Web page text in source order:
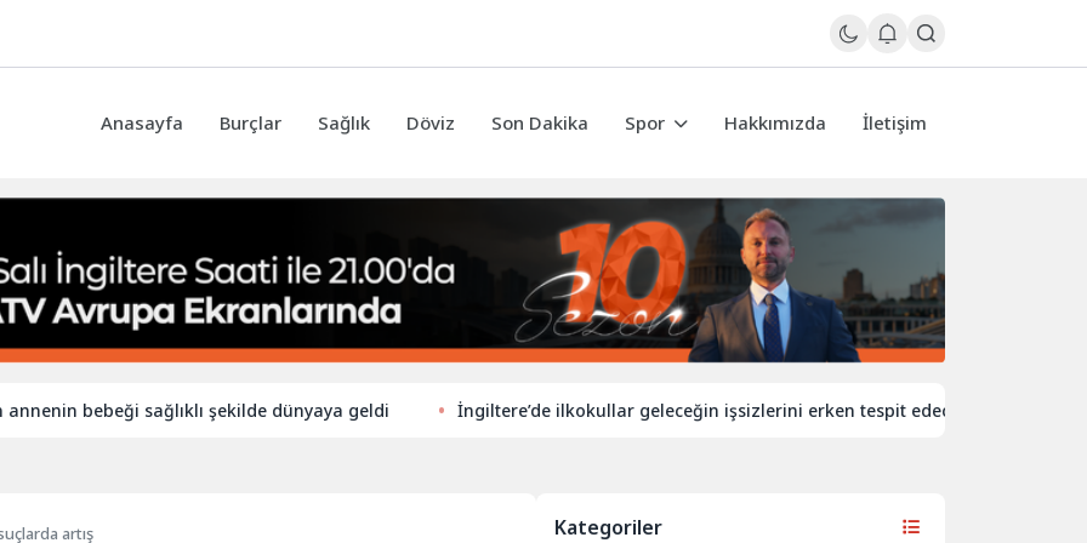
Anasayfa Burçlar Sağlık Döviz Son Dakika Spor Hakkımızda İletişim
bebeği sağlıklı şekilde dünyaya geldi İngiltere’de ilkokullar geleceğin işsizlerini erken tespit edecek
artış Kategoriler